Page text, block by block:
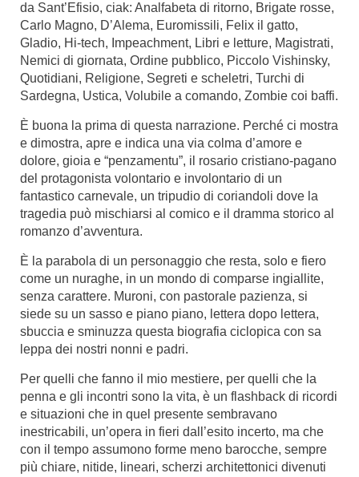
da Sant’Efisio, ciak: Analfabeta di ritorno, Brigate rosse,
Carlo Magno, D’Alema, Euromissili, Felix il gatto,
Gladio, Hi-tech, Impeachment, Libri e letture, Magistrati,
Nemici di giornata, Ordine pubblico, Piccolo Vishinsky,
Quotidiani, Religione, Segreti e scheletri, Turchi di
Sardegna, Ustica, Volubile a comando, Zombie coi baffi.
È buona la prima di questa narrazione. Perché ci mostra
e dimostra, apre e indica una via colma d’amore e
dolore, gioia e “penzamentu”, il rosario cristiano-pagano
del protagonista volontario e involontario di un
fantastico carnevale, un tripudio di coriandoli dove la
tragedia può mischiarsi al comico e il dramma storico al
romanzo d’avventura.
È la parabola di un personaggio che resta, solo e fiero
come un nuraghe, in un mondo di comparse ingiallite,
senza carattere. Muroni, con pastorale pazienza, si
siede su un sasso e piano piano, lettera dopo lettera,
sbuccia e sminuzza questa biografia ciclopica con sa
leppa dei nostri nonni e padri.
Per quelli che fanno il mio mestiere, per quelli che la
penna e gli incontri sono la vita, è un flashback di ricordi
e situazioni che in quel presente sembravano
inestricabili, un’opera in fieri dall’esito incerto, ma che
con il tempo assumono forme meno barocche, sempre
più chiare, nitide, lineari, scherzi architettonici divenuti